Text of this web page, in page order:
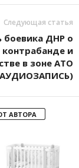
Следующая статья
боевика ДНР о
контрабанде и
в зоне АТО
АВТОРА